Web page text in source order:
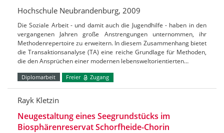
Hochschule Neubrandenburg, 2009
Die Soziale Arbeit - und damit auch die Jugendhilfe - haben in den
vergangenen Jahren große Anstrengungen unternommen, ihr
Methodenrepertoire zu erweitern. In diesem Zusammenhang bietet
die Transaktionsanalyse (TA) eine reiche Grundlage für Methoden,
die den Ansprüchen einer modernen lebensweltorientierten…
Diplomarbeit Freier Zugang
Rayk Kletzin
Neugestaltung eines Seegrundstücks im
Biosphärenreservat Schorfheide-Chorin